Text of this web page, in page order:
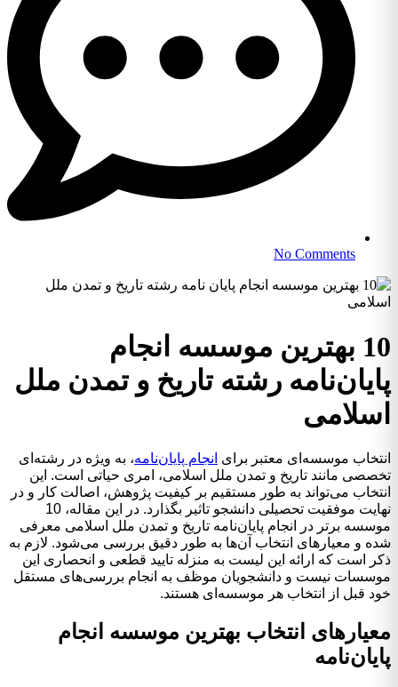
No Comments
10 بهترین موسسه انجام
پایان‌نامه رشته تاریخ و تمدن ملل
اسلامی
انتخاب موسسه‌ای معتبر برای انجام پایان‌نامه، به ویژه در رشته‌ای
تخصصی مانند تاریخ و تمدن ملل اسلامی، امری حیاتی است. این
انتخاب می‌تواند به طور مستقیم بر کیفیت پژوهش، اصالت کار و در
نهایت موفقیت تحصیلی دانشجو تاثیر بگذارد. در این مقاله، 10
موسسه برتر در انجام پایان‌نامه تاریخ و تمدن ملل اسلامی معرفی
شده و معیارهای انتخاب آن‌ها به طور دقیق بررسی می‌شود. لازم به
ذکر است که ارائه این لیست به منزله تایید قطعی و انحصاری این
موسسات نیست و دانشجویان موظف به انجام بررسی‌های مستقل
خود قبل از انتخاب هر موسسه‌ای هستند.
معیارهای انتخاب بهترین موسسه انجام
پایان‌نامه